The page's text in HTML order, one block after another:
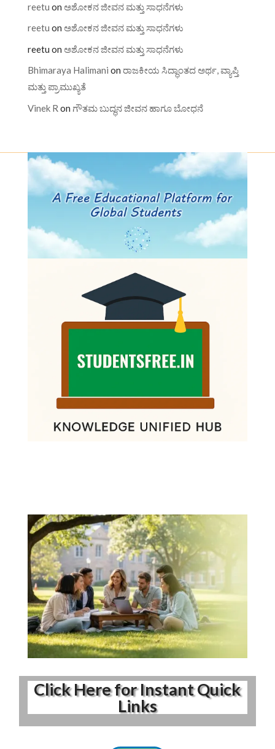
reetu on ಅಶೋಕನ ಜೀವನ ಮತ್ತು ಸಾಧನೆಗಳು
reetu on ಅಶೋಕನ ಜೀವನ ಮತ್ತು ಸಾಧನೆಗಳು
reetu on ಅಶೋಕನ ಜೀವನ ಮತ್ತು ಸಾಧನೆಗಳು
Bhimaraya Halimani on ರಾಜಕೀಯ ಸಿದ್ಧಾಂತದ ಅರ್ಥ, ವ್ಯಾಪ್ತಿ
ಮತ್ತು ಪ್ರಾಮುಖ್ಯತೆ
Vinek R on ಗೌತಮ ಬುದ್ಧನ ಜೀವನ ಹಾಗೂ ಬೋಧನೆ
Click Here for Instant Quick
Links